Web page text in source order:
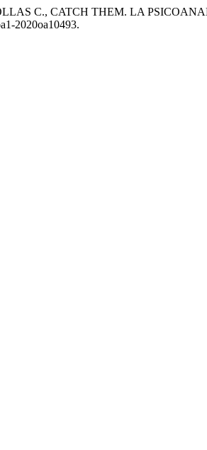
C., CATCH THEM. LA
2020oa10493.